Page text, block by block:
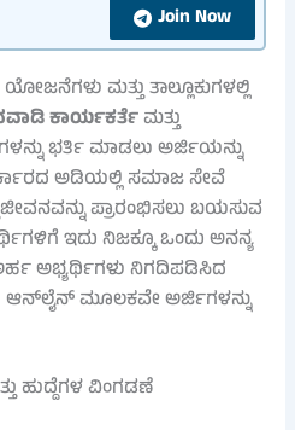
Join Now
ಮತ್ತು ತಾಲ್ಲೂಕುಗಳಲ್ಲಿ
ಕಾರ್ಯಕರ್ತೆಮತ್ತು
ಭರ್ತಿ ಮಾಡಲು ಅರ್ಜಿಯನ್ನು
ಅಡಿಯಲ್ಲಿ ಸಮಾಜ ಸೇವೆ
ಪ್ರಾರಂಭಿಸಲು ಬಯಸುವ
ಇದು ನಿಜಕ್ಕೂ ಒಂದು ಅನನ್ಯ
ಅಭ್ಯರ್ಥಿಗಳು ನಿಗದಿಪಡಿಸಿದ
ಆನ್‌ಲೈನ್ ಮೂಲಕವೇ ಅರ್ಜಿಗಳನ್ನು
ಹುದ್ದೆಗಳ ವಿಂಗಡಣೆ